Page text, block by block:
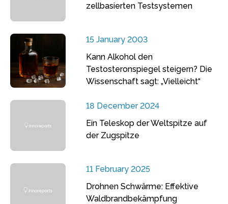
zellbasierten Testsystemen
15 January 2003
Kann Alkohol den
Testosteronspiegel steigern? Die
Wissenschaft sagt: „Vielleicht“
18 December 2024
Ein Teleskop der Weltspitze auf
der Zugspitze
11 February 2025
Drohnen Schwärme: Effektive
Waldbrandbekämpfung